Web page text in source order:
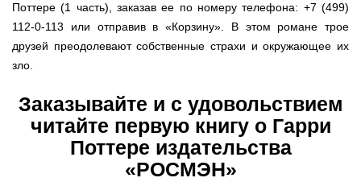
Поттере (1 часть), заказав ее по номеру телефона: +7 (499)
112-0-113 или отправив в «Корзину». В этом романе трое
друзей преодолевают собственные страхи и окружающее их
зло.
Заказывайте и с удовольствием
читайте первую книгу о Гарри
Поттере издательства
«РОСМЭН»